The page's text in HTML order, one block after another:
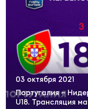
Португалия –
U18. Трансляция
03 октября 2021